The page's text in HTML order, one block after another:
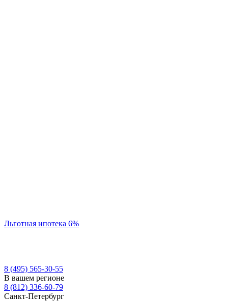
Льготная ипотека 6%
8 (495) 565-30-55
В вашем регионе
8 (812) 336-60-79
Санкт-Петербург